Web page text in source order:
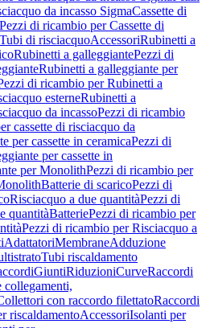
da incasso SigmaCassette di
Pezzi di ricambio per Cassette di
Tubi di risciacquoAccessoriRubinetti a
Rubinetti a galleggiantePezzi di
Rubinetti a galleggiante per
di ricambio per Rubinetti a
esterneRubinetti a
da incassoPezzi di ricambio
cassette di risciacquo da
per cassette in ceramicaPezzi di
per cassette in
per MonolithPezzi di ricambio per
Batterie di scaricoPezzi di
Risciacquo a due quantitàPezzi di
quantitàBatteriePezzi di ricambio per
Pezzi di ricambio per Risciacquo a
AdattatoriMembraneAdduzione
Tubi riscaldamento
GiuntiRiduzioniCurveRaccordi
collegamenti,
con raccordo filettatoRaccordi
riscaldamentoAccessoriIsolanti per